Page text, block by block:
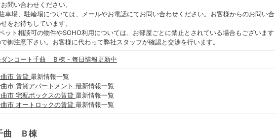
問い合わせください。
車場、駐輪場については、メールやお電話にてお問い合わせください。お客様からのお問い合
をお待ちしています。
ット相談可の物件やSOHO利用については、お部屋ごとに禁止とされている場合もございます
御注意下さい。お客様に代わって弊社スタッフが確認と交渉を行います。
ダンコート千曲 Ｂ棟 - 毎日情報更新中
市 賃貸 最新情報一覧
市 賃貸アパートメント 最新情報一覧
市 宅配ボックスの賃貸 最新情報一覧
市 オートロックの賃貸 最新情報一覧
曲 Ｂ棟